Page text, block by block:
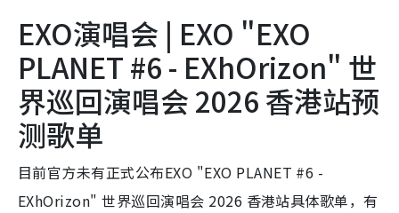
EXO演唱会 | EXO "EXO
PLANET #6 - EXhOrizon" 世
界巡回演唱会 2026 香港站预
测歌单
目前官方未有正式公布EXO "EXO PLANET #6 -
EXhOrizon" 世界巡回演唱会 2026 香港站具体歌单，有